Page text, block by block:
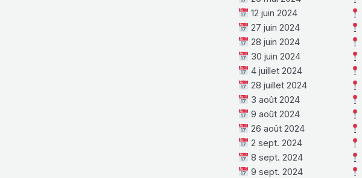
12 juin 2024
27 juin 2024
28 juin 2024
30 juin 2024
4 juillet 2024
28 juillet 2024
3 août 2024
9 août 2024
26 août 2024
2 sept. 2024
8 sept. 2024
9 sept. 2024